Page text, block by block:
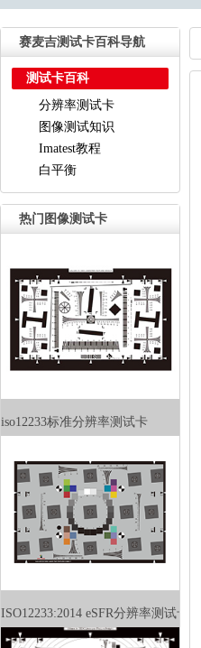
赛麦吉测试卡百科导航
测试卡百科
分辨率测试卡
图像测试知识
Imatest教程
白平衡
热门图像测试卡
iso12233标准分辨率测试卡
ISO12233:2014eSFR分辨率测试卡